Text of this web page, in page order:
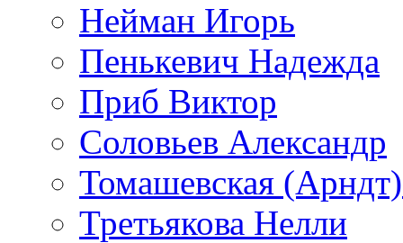
Нейман Игорь
Пенькевич Надежда
Приб Виктор
Соловьев Александр
Томашевская
Третьякова Нелли